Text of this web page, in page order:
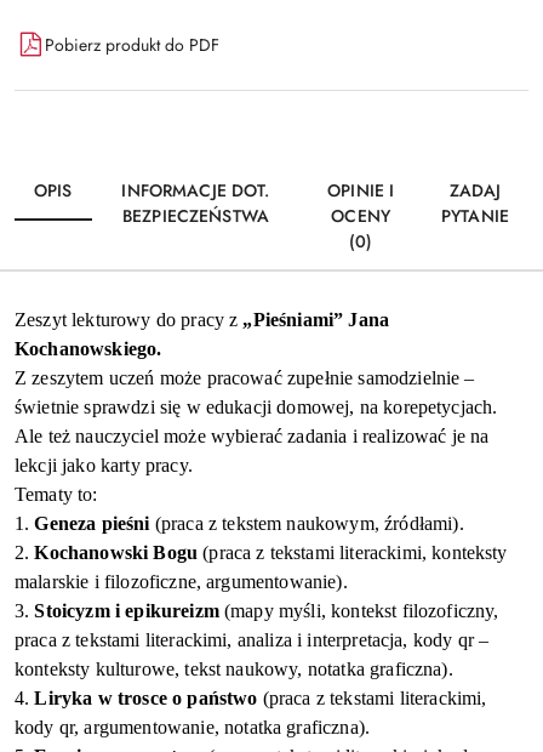
Dostępność
i
dostawa
Pobierz produkt do PDF
OPIS
INFORMACJE DOT.
BEZPIECZEŃSTWA
OPINIE I
OCENY
(0)
ZADAJ
PYTANIE
Zeszyt lekturowy do pracy z „Pieśniami” Jana
Kochanowskiego.
Z zeszytem uczeń może pracować zupełnie samodzielnie –
świetnie sprawdzi się w edukacji domowej, na korepetycjach.
Ale też nauczyciel może wybierać zadania i realizować je na
lekcji jako karty pracy.
Tematy to:
1.Geneza pieśni (praca z tekstem naukowym, źródłami).
2.KochanowskiBogu (praca z tekstami literackimi, konteksty
malarskie i filozoficzne,argumentowanie).
3.Stoicyzm i epikureizm(mapy myśli, kontekst filozoficzny,
praca ztekstami literackimi, analiza i interpretacja, kody qr–
konteksty kulturowe, tekst naukowy, notatka graficzna).
4.Liryka w trosce o państwo (praca ztekstami literackimi,
kody qr, argumentowanie, notatka graficzna).